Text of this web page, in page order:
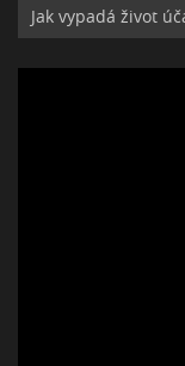
Jak vypadá život